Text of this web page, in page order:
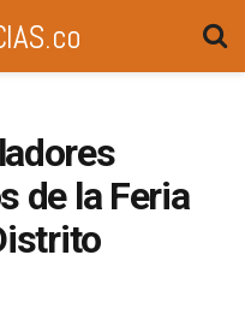
de la Feria